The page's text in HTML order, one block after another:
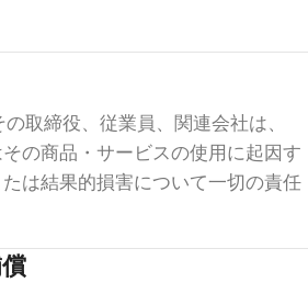
取締役、従業員、関連会社は、
の商品・サービスの使用に起因す
は結果的損害について一切の責任